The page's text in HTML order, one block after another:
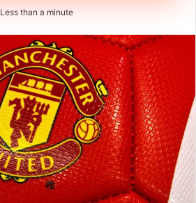
Less than a minute